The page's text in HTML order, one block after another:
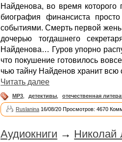
Найденова, во время которого
биография финансиста
событиями. Смерть первой
дочерью тогдашнего
Найденова… Гуров упорно
что покушение готовилось
чью тайну Найденов хранит
Читать далее
MP3 детективы отечественная
Ruslanina 16/08/20 Просмотров: 4670
Аудиокниги → Николай